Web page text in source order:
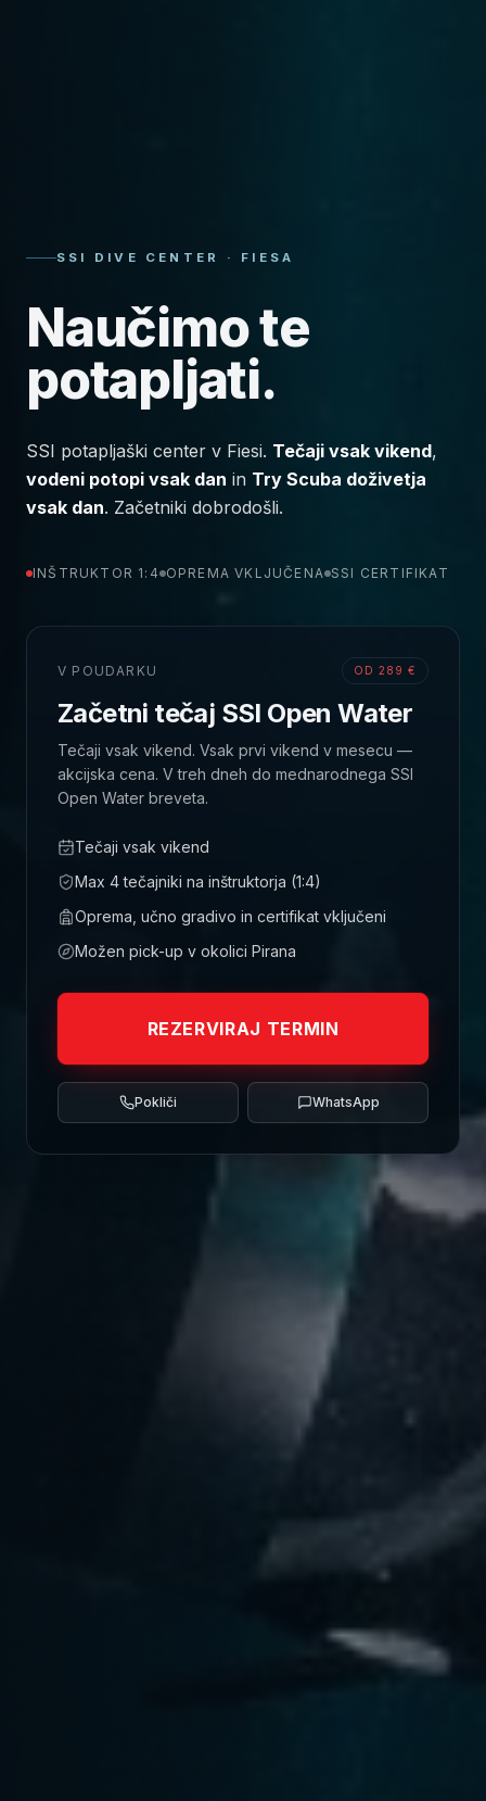
SSI DIVE CENTER · FIESA
Naučimo te
potapljati.
SSI potapljaški center v Fiesi. Tečaji vsak vikend,
vodeni potopi vsak dan in Try Scuba doživetja
vsak dan. Začetniki dobrodošli.
INŠTRUKTOR 1:4 OPREMA VKLJUČENA SSI CERTIFIKAT
V POUDARKU OD 289 €
Začetni tečaj SSI Open Water
Tečaji vsak vikend. Vsak prvi vikend v mesecu —
akcijska cena. V treh dneh do mednarodnega SSI
Open Water breveta.
Tečaji vsak vikend
Max 4 tečajniki na inštruktorja (1:4)
Oprema, učno gradivo in certifikat vključeni
Možen pick-up v okolici Pirana
REZERVIRAJ TERMIN
Pokliči WhatsApp